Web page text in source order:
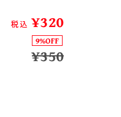
税込 ¥320
9%OFF
¥350